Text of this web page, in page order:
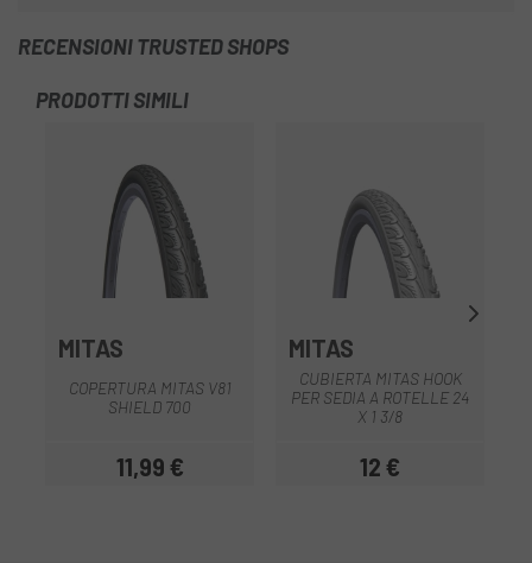
RECENSIONI TRUSTED SHOPS
PRODOTTI SIMILI
MITAS
COPERTURA MITAS V81
SHIELD 700
Prezzo
11,99 €
MITAS
CUBIERTA MITAS HOOK
PER SEDIA A ROTELLE 24
X 1 3/8
Prezzo
12 €